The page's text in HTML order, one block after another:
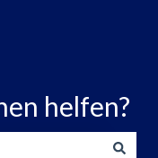
helfen?